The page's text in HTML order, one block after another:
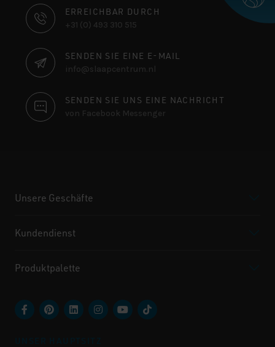
KONTAKTINFORMATIONEN
ERREICHBAR DURCH
+31 (0) 493 310 515
SENDEN SIE EINE E-MAIL
info@slaapcentrum.nl
SENDEN SIE UNS EINE NACHRICHT
von Facebook Messenger
Unsere Geschäfte
Kundendienst
Produktpalette